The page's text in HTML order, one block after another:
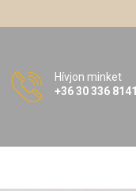
Hívjon minket
+36 30 336 8141